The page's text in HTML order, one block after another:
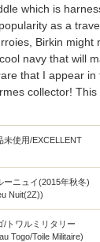
which is
as a
Birkin might
navy that will
that I appear in
collector!
未使用/EXCELLENT
ーニュイ(2015年秋冬)
Nuit(2Z))
/トワルミリタリー
Togo/Toile Militaire)